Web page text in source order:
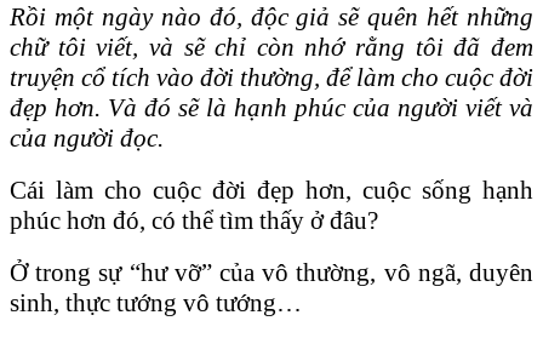
Rồi một ngày nào đó, độc giả sẽ quên hết những
chữ tôi viết, và sẽ chỉ còn nhớ rằng tôi đã đem
truyện cổ tích vào đời thường, để làm cho cuộc đời
đẹp hơn. Và đó sẽ là hạnh phúc của người viết và
của người đọc.
Cái làm cho cuộc đời đẹp hơn, cuộc sống hạnh
phúc hơn đó, có thể tìm thấy ở đâu?
Ở trong sự “hư vỡ” của vô thường, vô ngã, duyên
sinh, thực tướng vô tướng…